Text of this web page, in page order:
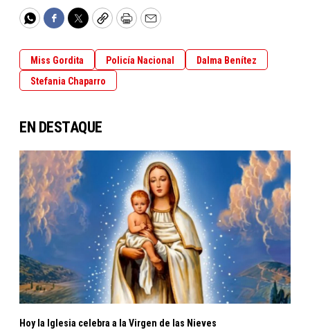
WhatsApp
Facebook
TwitterCopyPrintEmail
Miss Gordita Policía Nacional
Dalma Benítez
Stefania Chaparro
EN DESTAQUE
Hoy la Iglesia celebra a la Virgen de las Nieves